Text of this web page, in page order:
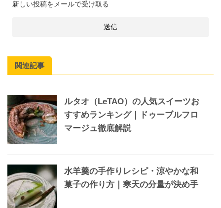
新しい投稿をメールで受け取る
関連記事
ルタオ（LeTAO）の人気スイーツお
すすめランキング｜ドゥーブルフロ
マージュ徹底解説
水羊羹の手作りレシピ・涼やかな和
菓子の作り方｜寒天の分量が決め手